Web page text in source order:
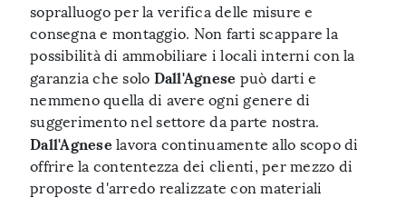
sopralluogo per la verifica delle misure e
consegna e montaggio. Non farti scappare la
possibilità di ammobiliare i locali interni con la
garanzia che solo Dall'Agnese può darti e
nemmeno quella di avere ogni genere di
suggerimento nel settore da parte nostra.
Dall'Agnese lavora continuamente allo scopo di
offrire la contentezza dei clienti, per mezzo di
proposte d'arredo realizzate con materiali